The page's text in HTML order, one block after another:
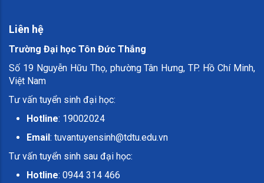
Liên hệ
Trường Đại học Tôn Đức Thắng
Số 19 Nguyễn Hữu Thọ, phường Tân Hưng, TP. Hồ Chí Minh,
Việt Nam
Tư vấn tuyển sinh đại học:
Hotline: 19002024
Email: tuvantuyensinh@tdtu.edu.vn
Tư vấn tuyển sinh sau đại học:
Hotline: 0944 314 466